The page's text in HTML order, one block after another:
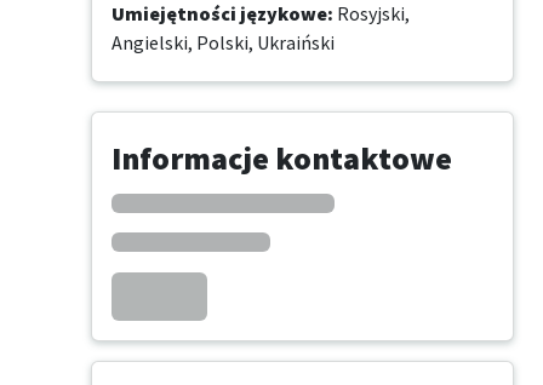
Umiejętności językowe: Rosyjski,
Angielski, Polski, Ukraiński
Informacje kontaktowe